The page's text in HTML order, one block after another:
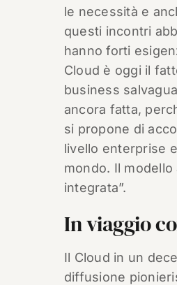
le necessità e
questi incontri
hanno forti
Cloud è oggi il
business
ancora fatta,
si propone di
livello enterprise
mondo. Il
integrata”.
In viaggio
Il Cloud in un
diffusione